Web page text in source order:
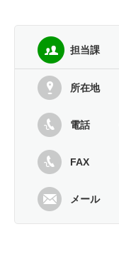
担当課
所在地
電話
FAX
メール